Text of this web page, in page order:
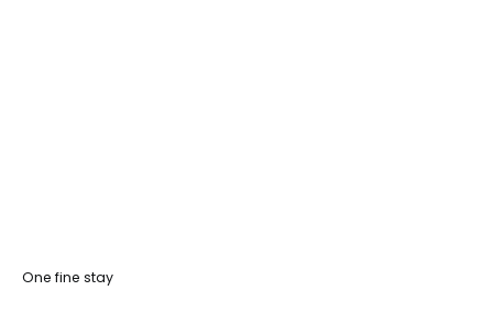
One fine stay